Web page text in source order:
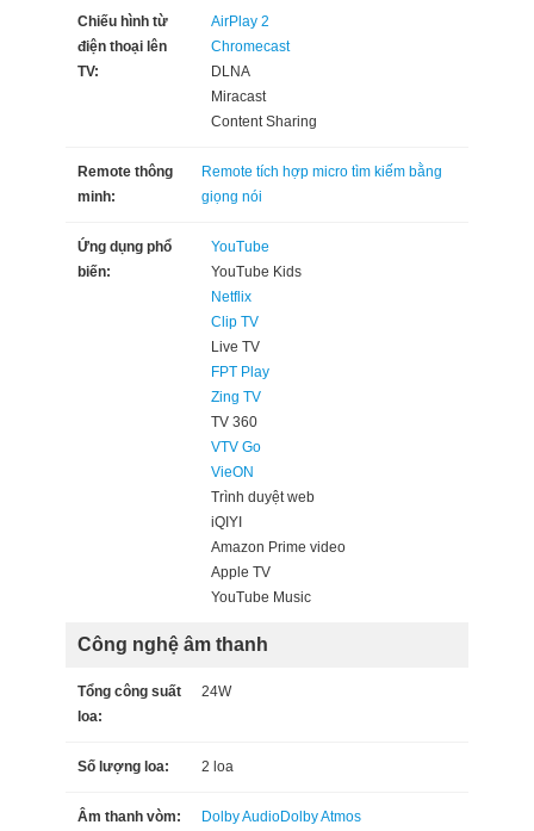
Chiếu hình từ
điện thoại lên
TV:
AirPlay 2
Chromecast
DLNA
Miracast
Content Sharing
Remote thông
minh:
Remote tích hợp micro tìm kiếm bằng
giọng nói
Ứng dụng phổ
biến:
YouTube
YouTube Kids
Netflix
Clip TV
Live TV
FPT Play
Zing TV
TV 360
VTV Go
VieON
Trình duyệt web
iQIYI
Amazon Prime video
Apple TV
YouTube Music
Công nghệ âm thanh
Tổng công suất
loa:
24W
Số lượng loa: 2 loa
Âm thanh vòm: Dolby AudioDolby Atmos